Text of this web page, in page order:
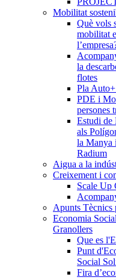
Mobilitat
Què vols
mobilitat
la
flotes
Pla
PDE i
persones
Estudi
als
la Manya
Radium
Aigua a la
Creixement i
Scale Up
Apunts Tècnics
Economia
Granollers
Que es
Punt
Social
Fira